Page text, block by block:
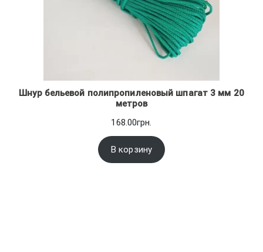
Шнур бельевой полипропиленовый шпагат 3 мм 20
метров
168.00грн.
В корзину